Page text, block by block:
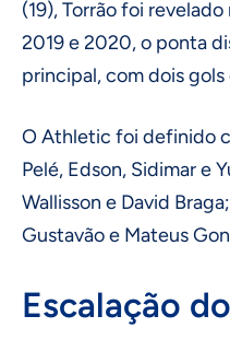
(19), Torrão foi revelado
2019 e 2020, o ponta
principal, com dois gols
O Athletic foi definido
Pelé, Edson, Sidimar e
Wallisson e David
Gustavão e Mateus
Escalação